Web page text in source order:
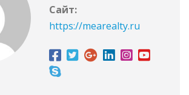
Сайт:
https://mearealty.ru